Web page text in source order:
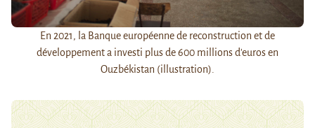
En 2021, la Banque européenne de reconstruction et de
développement a investi plus de 600 millions d'euros en
Ouzbékistan (illustration).